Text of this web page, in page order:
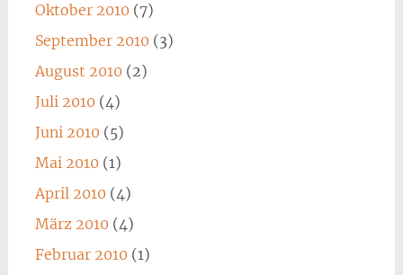
Oktober 2010 (7)
September 2010 (3)
August 2010 (2)
Juli 2010 (4)
Juni 2010 (5)
Mai 2010 (1)
April 2010 (4)
März 2010 (4)
Februar 2010 (1)